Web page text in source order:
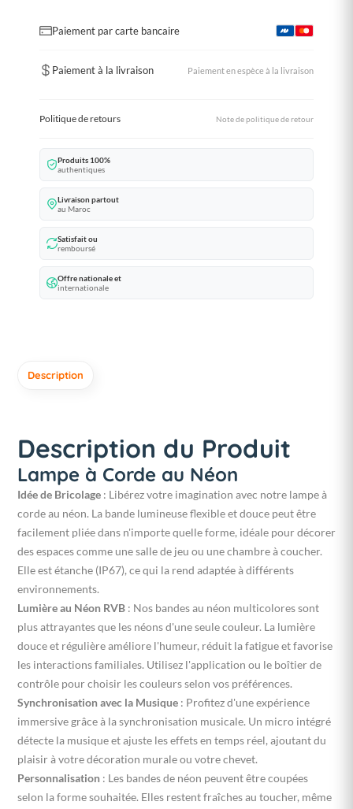
Paiement par carte bancaire
Paiement à la livraison Paiement en espèce à la livraison
Politique de retours Note de politique de retour
Produits 100%
authentiques
Livraison partout
au Maroc
Satisfait ou
remboursé
Offre nationale et
internationale
Description
Description du Produit
Lampe à Corde au Néon
Idée de Bricolage : Libérez votre imagination avec notre lampe à
corde au néon. La bande lumineuse flexible et douce peut être
facilement pliée dans n'importe quelle forme, idéale pour décorer
des espaces comme une salle de jeu ou une chambre à coucher.
Elle est étanche (IP67), ce qui la rend adaptée à différents
environnements.
Lumière au Néon RVB : Nos bandes au néon multicolores sont
plus attrayantes que les néons d'une seule couleur. La lumière
douce et régulière améliore l'humeur, réduit la fatigue et favorise
les interactions familiales. Utilisez l'application ou le boîtier de
contrôle pour choisir les couleurs selon vos préférences.
Synchronisation avec la Musique : Profitez d'une expérience
immersive grâce à la synchronisation musicale. Un micro intégré
détecte la musique et ajuste les effets en temps réel, ajoutant du
plaisir à votre décoration murale ou votre chevet.
Personnalisation : Les bandes de néon peuvent être coupées
selon la forme souhaitée. Elles restent fraîches au toucher, même